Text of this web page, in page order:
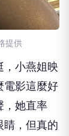
提供
，小燕姐映
電影這麼好
，她直率
睛，但真的